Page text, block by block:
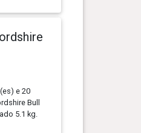
e 20
Bull
5.1 kg.